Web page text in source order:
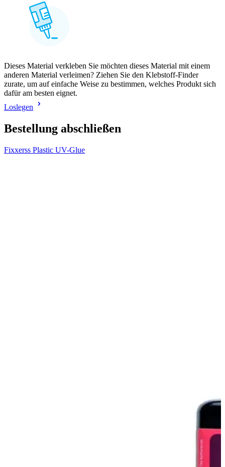
Dieses Material verkleben Sie möchten dieses Material mit einem
anderen Material verleimen? Ziehen Sie den Klebstoff-Finder
zurate, um auf einfache Weise zu bestimmen, welches Produkt sich
dafür am besten eignet.
Loslegen
Bestellung abschließen
Fixxerss Plastic UV-Glue